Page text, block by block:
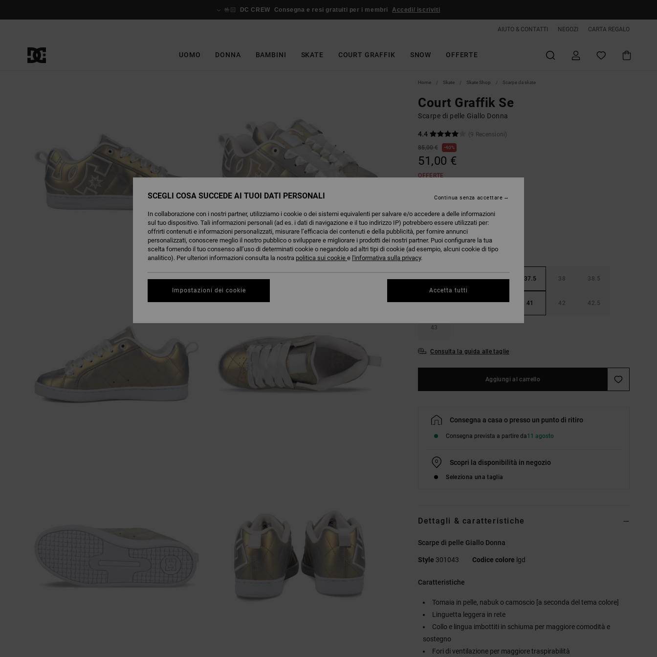
🤟🏻 DC CREW Consegna e resi gratuiti per i membri Accedi/ iscriviti
AIUTO & CONTATTI NEGOZI CARTA REGALO
UOMO DONNA BAMBINI SKATE COURT GRAFFIK SNOW OFFERTE
Home Skate Skate Shop Scarpe da skate
Court Graffik Se
Scarpe di pelle Giallo Donna
4.4
(9 Recensioni)
85,00 €
40%
51,00 €
OFFERTE
36 36.5 37 37.5 38 38.5
39 40 40.5 41 42 42.5
43
Consulta la guida alle taglie
Aggiungi al carrello
Consegna a casa o presso un punto di ritiro
Consegna prevista a partire da11 agosto
Scopri la disponibilità in negozio
Seleziona una taglia
Dettagli & caratteristiche
Scarpe di pelle Giallo Donna
Style 301043 Codice colore lgd
Caratteristiche
Tomaia in pelle, nabuk o camoscio [a seconda del tema colore]
Linguetta leggera in rete
Collo e lingua imbottiti in schiuma per maggiore comodità e
sostegno
Fori di ventilazione per maggiore traspirabilità
SCEGLI COSA SUCCEDE AI TUOI DATI PERSONALI
In collaborazione con i nostri partner, utilizziamo i cookie o dei sistemi equivalenti per salvare e/o accedere a delle informazioni
sul tuo dispositivo. Tali informazioni personali (ad es. i dati di navigazione e il tuo indirizzo IP) potrebbero essere utilizzati per:
offrirti contenuti e informazioni personalizzati, misurare l’efficacia dei contenuti e della pubblicità, per fornire annunci
personalizzati, conoscere meglio il nostro pubblico o sviluppare e migliorare i prodotti dei nostri partner. Puoi configurare la tua
scelta fornendo il tuo consenso all’uso di determinati cookie o negandolo ad altri tipi di cookie (ad esempio, alcuni cookie di tipo
analitico). Per ulteriori informazioni consulta la nostra politica sui cookie e l'informativa sulla privacy.
Impostazioni dei cookie
Continua senza accettare
Accetta tutti